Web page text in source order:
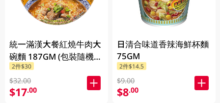
統一滿漢大餐紅燒牛肉大
碗麵 187GM (包裝隨機發
放)
2件$30
$32.00
$17.00
日清合味道香辣海鮮杯麵
75GM
2件$14.5
$9.00
$8.00